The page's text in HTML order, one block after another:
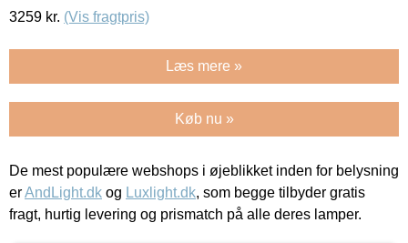
3259 kr. (Vis fragtpris)
Læs mere »
Køb nu »
De mest populære webshops i øjeblikket inden for belysning
erAndLight.dk og Luxlight.dk, som begge tilbyder gratis
fragt, hurtig levering og prismatch på alle deres lamper.